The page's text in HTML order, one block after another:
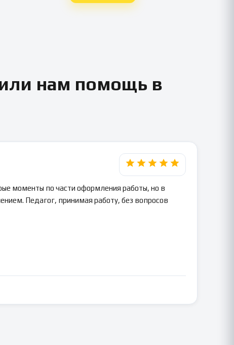
нам помощь в
моменты по части оформления работы, но в
Педагог, принимая работу, без вопросов